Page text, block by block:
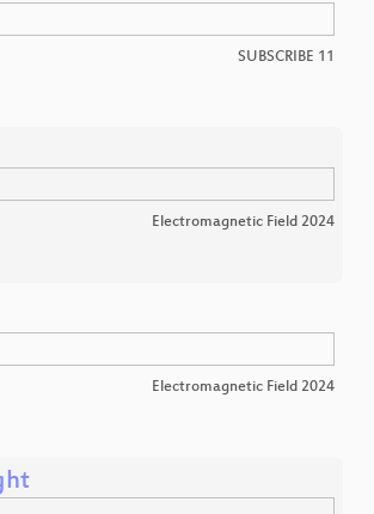
SUBSCRIBE 11
Electromagnetic Field 2024
Electromagnetic Field 2024